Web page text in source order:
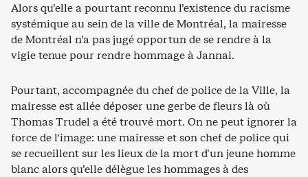
Alors qu’elle a pourtant reconnu l’existence du racisme
systémique au sein de la ville de Montréal, la mairesse
de Montréal n’a pas jugé opportun de se rendre à la
vigie tenue pour rendre hommage à Jannai.
Pourtant, accompagnée du chef de police de la Ville, la
mairesse est allée déposer une gerbe de fleurs là où
Thomas Trudel a été trouvé mort. On ne peut ignorer la
force de l‘image: une mairesse et son chef de police qui
se recueillent sur les lieux de la mort d’un jeune homme
blanc alors qu’elle délègue les hommages à des